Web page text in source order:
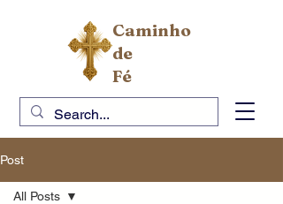
Caminho
de
Fé
Post
All Posts